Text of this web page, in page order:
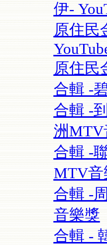
伊-
原住民
原住民
合輯 -
合輯 -
洲MTV
合輯 -
MTV音
合輯 -
音樂獎
合輯 -